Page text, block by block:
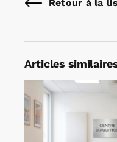
Retour à la
Articles